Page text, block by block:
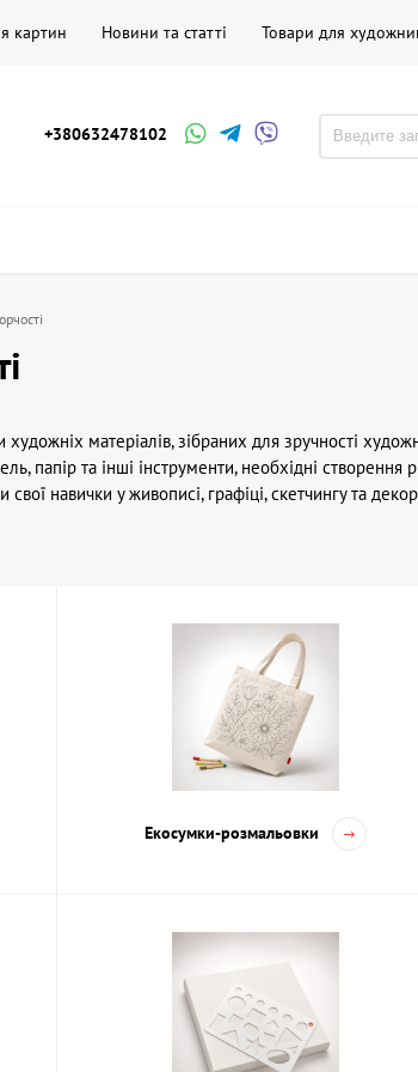
картин Новини та статті Товари для
+380632478102
матеріалів, зібраних для зручності
папір та інші інструменти, необхідні
свої навички у живописі, графіці, скетчингу та
в Києві та Україні —
з пензлями різних розмірів;
вугіллям, що включають папір та розтушовки;
та акварельними олівцями;
для змішаної техніки;
що складаються з фарб, фломастерів та клею.
максимально зручний старт або
поради та рекомендації
кілька чинників. По-перше, визначте рівень
тоді як складніші техніки вимагають
підходять для ваших мистецьких завдань.
Екосумки-розмальовки